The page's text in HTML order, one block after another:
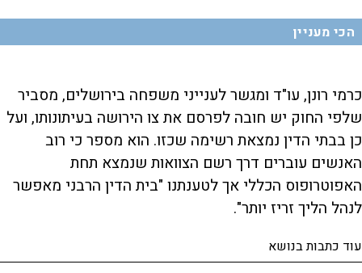
הכי מעניין
כרמי רונן, עו"ד ומגשר לענייני משפחה בירושלים, מסביר
שלפי החוק יש חובה לפרסם את צו הירושה בעיתונותו, ועל
כן בבתי הדין נמצאת רשימה שכזו. הוא מספר כי רוב
האנשים עוברים דרך רשם הצוואות שנמצא תחת
האפוטרופוס הכללי אך לטענתנו "בית הדין הרבני מאפשר
לנהל הליך זריז יותר".
עוד כתבות בנושא